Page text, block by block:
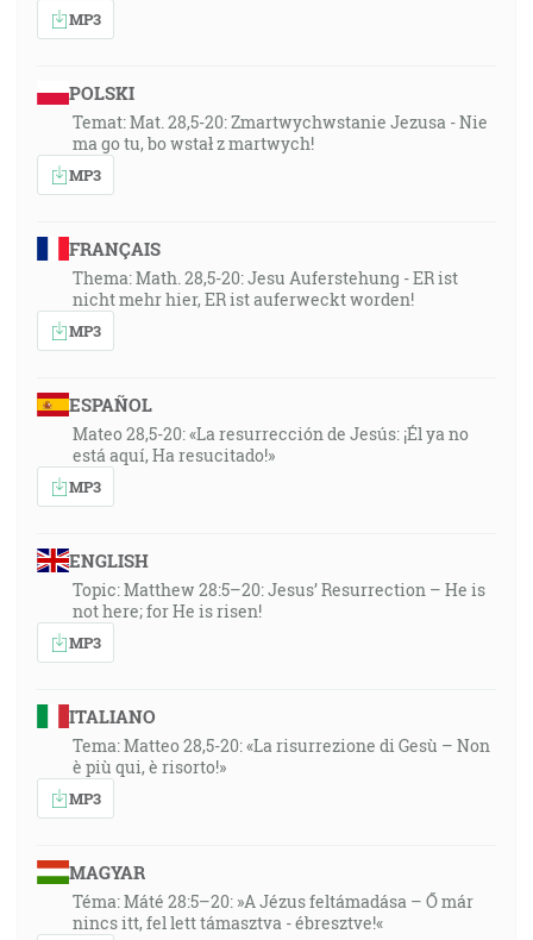
MP3
POLSKI
Temat: Mat. 28,5-20: Zmartwychwstanie Jezusa - Nie
ma go tu, bo wstał z martwych!
MP3
FRANÇAIS
Thema: Math. 28,5-20: Jesu Auferstehung - ER ist
nicht mehr hier, ER ist auferweckt worden!
MP3
ESPAÑOL
Mateo 28,5-20: «La resurrección de Jesús: ¡Él ya no
está aquí, Ha resucitado!»
MP3
ENGLISH
Topic: Matthew 28:5–20: Jesus’ Resurrection – He is
not here; for He is risen!
MP3
ITALIANO
Tema: Matteo 28,5-20: «La risurrezione di Gesù – Non
è più qui, è risorto!»
MP3
MAGYAR
Téma: Máté 28:5–20: »A Jézus feltámadása – Ő már
nincs itt, fel lett támasztva - ébresztve!«